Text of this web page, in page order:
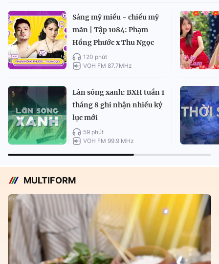
Sáng mỹ miều - chiều mỹ
mãn | Tập 1084: Phạm
Hồng Phước x Thu Ngọc
120 phút
VOH FM 87.7MHz
Làn sóng xanh: BXH tuần 1
tháng 8 ghi nhận nhiều kỷ
lục mới
59 phút
VOH FM 99.9 MHz
MULTIFORM